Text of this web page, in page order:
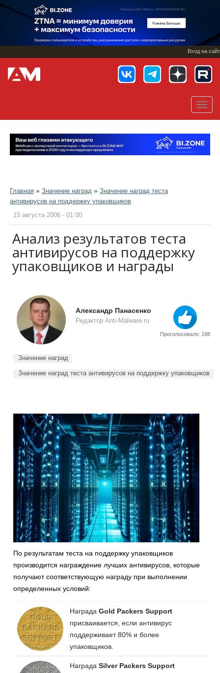
Перейти
основному
Вход на сайт
Главная » Значение наград » Значение наград теста
антивирусов на поддержку упаковщиков
15 августа 2006 - 01:00
Анализ результатов теста
антивирусов на поддержку
упаковщиков и награды
Александр Панасенко
Редактор Anti-Malware.ru
Проголосовало: 188
Значение наград
Значение наград теста антивирусов на поддержку упаковщиков
По результатам теста на поддержку упаковщиков
производится награждение лучших антивирусов, которые
получают соответствующую награду при выполнении
определенных условий:
Награда Gold Packers Support
присваивается, если антивирус
поддерживает 80% и более
упаковщиков.
Награда Silver Packers Support